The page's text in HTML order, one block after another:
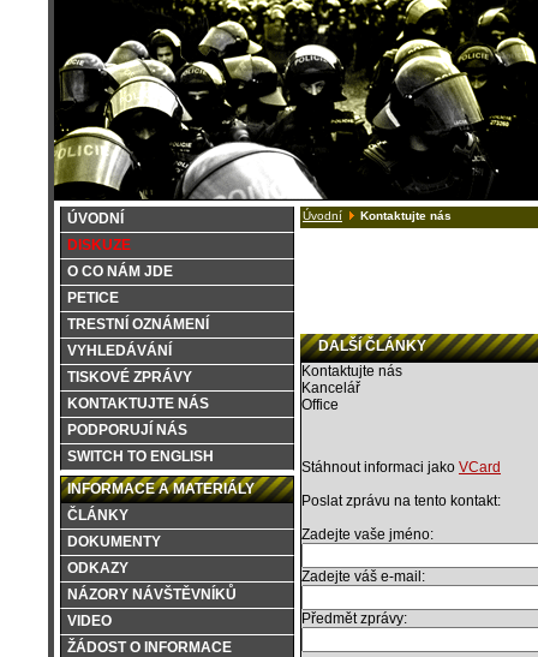
ÚVODNÍ
DISKUZE
O CO NÁM JDE
PETICE
TRESTNÍ OZNÁMENÍ
VYHLEDÁVÁNÍ
TISKOVÉ ZPRÁVY
KONTAKTUJTE NÁS
PODPORUJÍ NÁS
SWITCH TO ENGLISH
INFORMACE A MATERIÁLY
ČLÁNKY
DOKUMENTY
ODKAZY
NÁZORY NÁVŠTĚVNÍKŮ
VIDEO
ŽÁDOST O INFORMACE
Úvodní Kontaktujte nás
DALŠÍ ČLÁNKY
Kontaktujte nás
Kancelář
Office
Stáhnout informaci jako VCard
Poslat zprávu na tento kontakt:
Zadejte vaše jméno:
Zadejte váš e-mail:
Předmět zprávy: